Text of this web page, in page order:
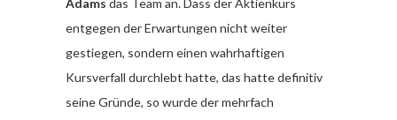
Adams das Team an. Dass der Aktienkurs
entgegen der Erwartungen nicht weiter
gestiegen, sondern einen wahrhaftigen
Kursverfall durchlebt hatte, das hatte definitiv
seine Gründe, so wurde der mehrfach